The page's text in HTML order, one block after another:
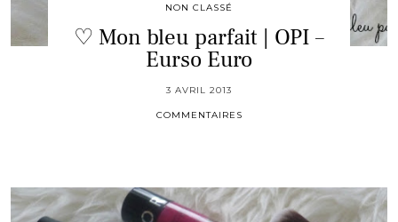
NON CLASSÉ
♡ Mon bleu parfait | OPI –
Eurso Euro
3 AVRIL 2013
COMMENTAIRES